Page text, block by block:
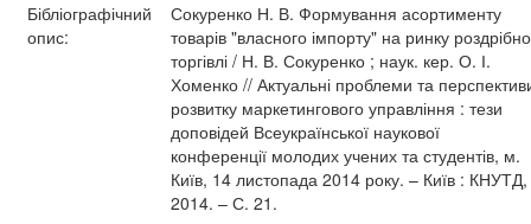
Бібліографічний
опис:
Сокуренко Н. В. Формування асортименту
товарів "власного імпорту" на ринку
торгівлі / Н. В. Сокуренко ; наук. кер. О. І.
Хоменко // Актуальні проблеми та
розвитку маркетингового управління : тези
доповідей Всеукраїнської наукової
конференції молодих учених та студентів, м.
Київ, 14 листопада 2014 року. – Київ : КНУТД,
2014. – С. 21.